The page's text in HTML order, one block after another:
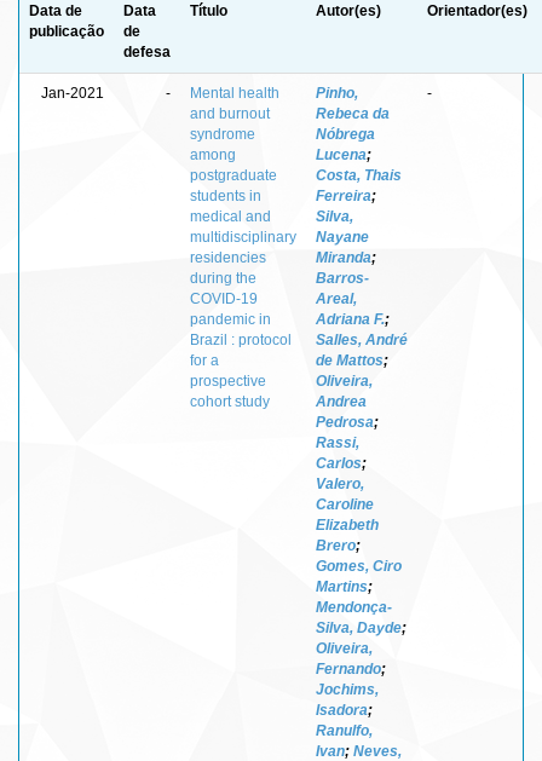
Data de
publicação
Data
de
defesa
Título Autor(es) Orientador(es)
Jan-2021 -
Mental health
and burnout
syndrome
among
postgraduate
students in
medical and
multidisciplinary
residencies
during the
COVID-19
pandemic in
Brazil : protocol
for a
prospective
cohort study
Pinho,
Rebeca da
Nóbrega
Lucena;
Costa, Thais
Ferreira;
Silva,
Nayane
Miranda;
Barros-
Areal,
Adriana F.;
Salles, André
de Mattos;
Oliveira,
Andrea
Pedrosa;
Rassi,
Carlos;
Valero,
Caroline
Elizabeth
Brero;
Gomes, Ciro
Martins;
Mendonça-
Silva, Dayde;
Oliveira,
Fernando;
Jochims,
Isadora;
Ranulfo,
Ivan; Neves,
-